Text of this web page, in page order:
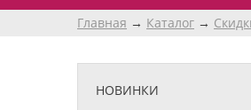
Главная Каталог
НОВИНКИ